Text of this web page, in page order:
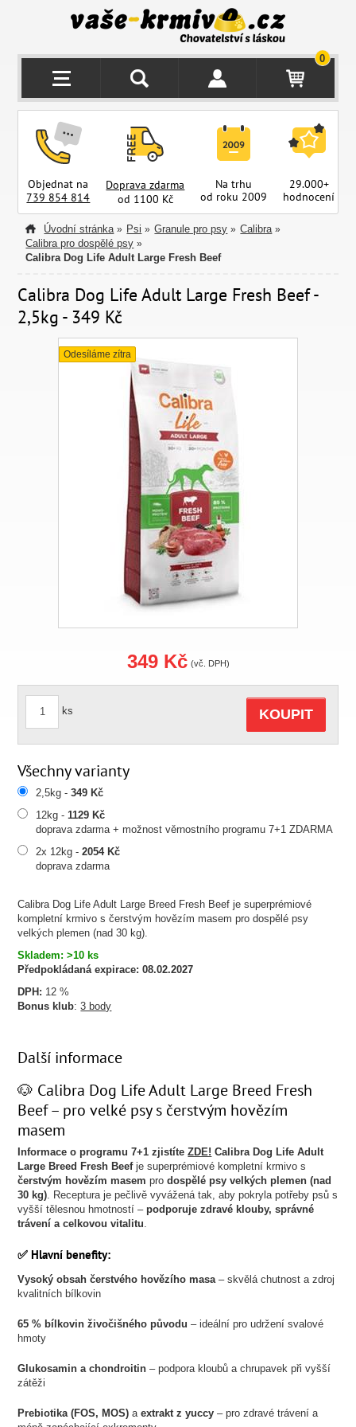
0
Objednat na
739 854 814
Doprava zdarma
od 1100 Kč
Na trhu
od roku 2009
29.000+
hodnocení
Úvodní stránka » Psi » Granule pro psy » Calibra »
Calibra pro dospělé psy »
Calibra Dog Life Adult Large Fresh Beef
Calibra Dog Life Adult Large Fresh Beef -
2,5kg - 349 Kč
Odesíláme zítra
Calibra Dog Life Adult Large Breed Fresh Beef je superprémiové
kompletní krmivo s čerstvým hovězím masem pro dospělé psy
velkých plemen (nad 30 kg).
Skladem: >10 ks
Předpokládaná expirace: 08.02.2027
DPH: 12 %
Bonus klub:3 body
349 Kč (vč. DPH)
ks KOUPIT
Všechny varianty
2,5kg -349 Kč
12kg -1129 Kč
doprava zdarma + možnost věrnostního programu 7+1 ZDARMA
2x 12kg -2054 Kč
doprava zdarma
Další informace
🐶 Calibra Dog Life Adult Large Breed Fresh
Beef – pro velké psy s čerstvým hovězím
masem
Informace o programu 7+1 zjistíteZDE! Calibra Dog Life Adult
Large Breed Fresh Beefje superprémiové kompletní krmivo s
čerstvým hovězím masem prodospělé psy velkých plemen (nad
30 kg). Receptura je pečlivě vyvážená tak, aby pokryla potřeby psů s
vyšší tělesnou hmotností –podporuje zdravé klouby, správné
trávení a celkovou vitalitu.
✅ Hlavní benefity:
Vysoký obsah čerstvého hovězího masa– skvělá chutnost a zdroj
kvalitních bílkovin
65 % bílkovin živočišného původu – ideální pro udržení svalové
hmoty
Glukosamin a chondroitin – podpora kloubů a chrupavek při vyšší
zátěži
Prebiotika (FOS, MOS) aextrakt z yuccy – pro zdravé trávení a